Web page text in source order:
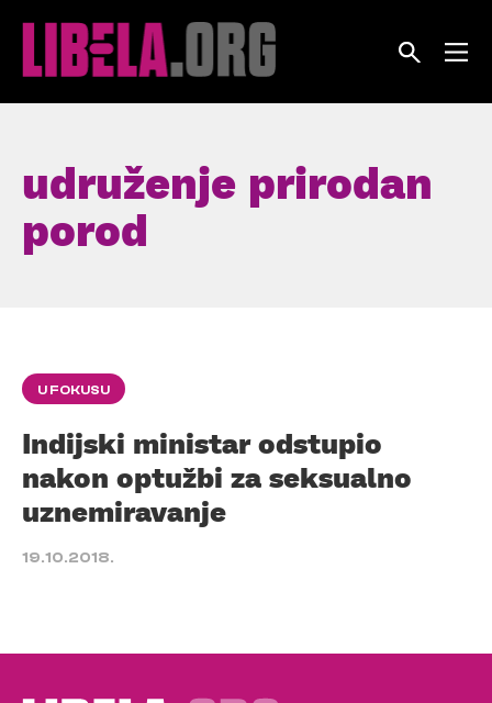
udruženje prirodan
porod
U FOKUSU
Indijski ministar odstupio
nakon optužbi za seksualno
uznemiravanje
19.10.2018.